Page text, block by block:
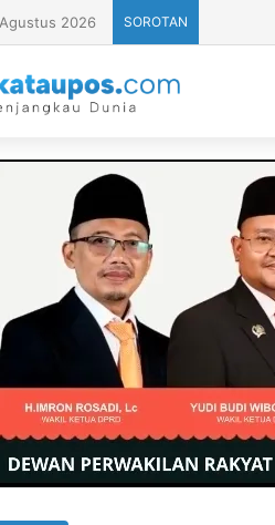
2026 SOROTAN